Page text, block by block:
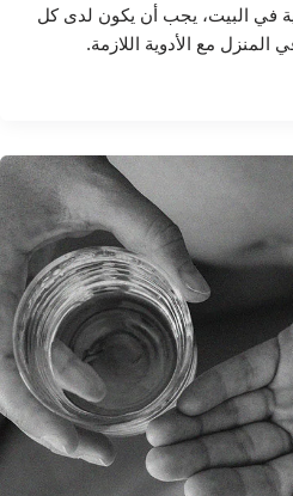
في البيت، يجب أن يكون لدى كل
مع الأدوية اللازمة.